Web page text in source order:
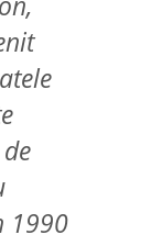
1990